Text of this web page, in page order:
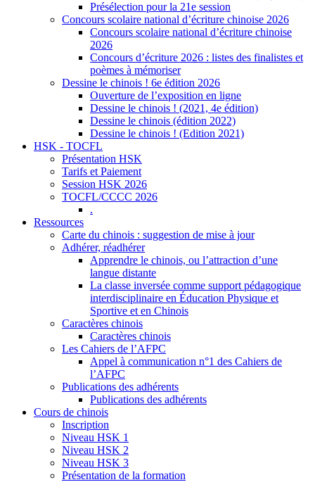
Présélection pour la 21e session
Concours scolaire national d’écriture chinoise 2026
Concours scolaire national d’écriture chinoise
2026
Concours d’écriture 2026 : listes des finalistes et
poèmes à mémoriser
Dessine le chinois ! 6e édition 2026
Ouverture de l’exposition en ligne
Dessine le chinois ! (2021, 4e édition)
Dessine le chinois (édition 2022)
Dessine le chinois ! (Edition 2021)
HSK - TOCFL
Présentation HSK
Tarifs et Paiement
Session HSK 2026
TOCFL/CCCC 2026
.
Ressources
Carte du chinois : suggestion de mise à jour
Adhérer, réadhérer
Apprendre le chinois, ou l’attraction d’une
langue distante
La classe inversée comme support pédagogique
interdisciplinaire en Éducation Physique et
Sportive et en Chinois
Caractères chinois
Caractères chinois
Les Cahiers de l’AFPC
Appel à communication n°1 des Cahiers de
l’AFPC
Publications des adhérents
Publications des adhérents
Cours de chinois
Inscription
Niveau HSK 1
Niveau HSK 2
Niveau HSK 3
Présentation de la formation